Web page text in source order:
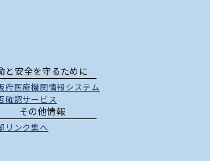
と安全を守るために
府医療機関情報システム
確認サービス
その他情報
リンク集へ